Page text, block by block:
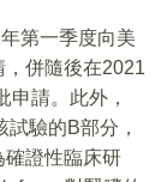
第一季度向美
併隨後在2021
請。此外，
驗的B部分，
確證性臨床研